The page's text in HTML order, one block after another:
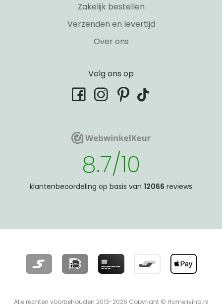
Zakelijk bestellen
Verzenden en levertijd
Over ons
Volg ons op
facebookinstagram
pinterest
tiktok
WebwinkelKeurWebwinkelKeur
8.7/10
klantenbeoordeling op basis van 12066 reviews
Alle rechten voorbehouden 2013-2026 Copyright © Homeliving.nl